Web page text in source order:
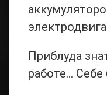
Приблуда
работе…